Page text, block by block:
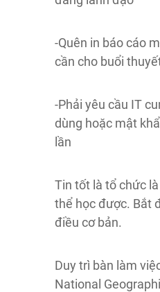
-Quên in báo cáo
cần cho buổi
-Phải yêu cầu IT
dùng hoặc mật
lần
Tin tốt là tổ chức
thể học được. Bắt
điều cơ bản.
Duy trì bàn làm
National